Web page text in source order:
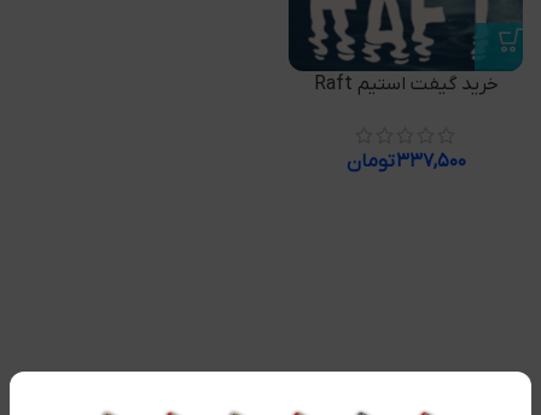
خرید گیفت استیم Raft
۳۳۷,۵۰۰تومان